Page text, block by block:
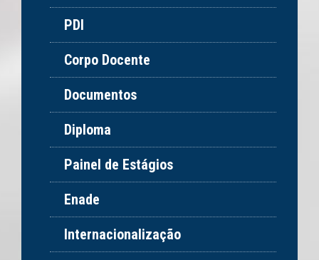
PDI
Corpo Docente
Documentos
Diploma
Painel de Estágios
Enade
Internacionalização